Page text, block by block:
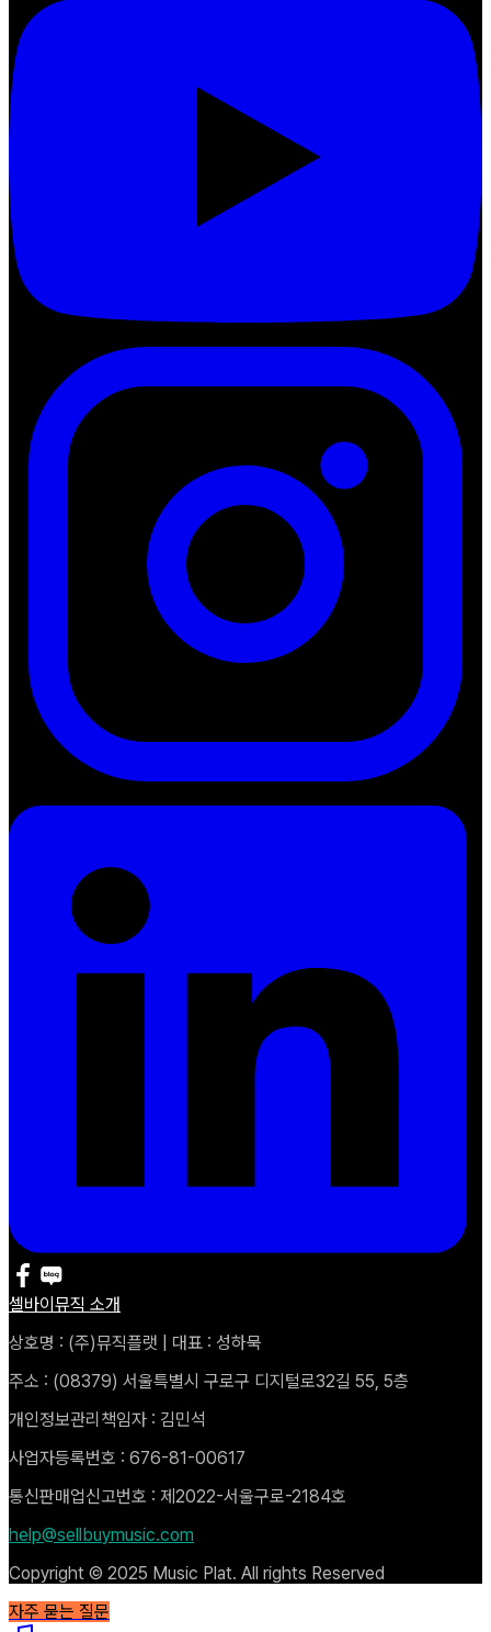
셀바이뮤직 소개
상호명 : (주)뮤직플랫 | 대표 : 성하묵
주소 : (08379) 서울특별시 구로구 디지털로32길 55, 5층
개인정보관리책임자 : 김민석
사업자등록번호 : 676-81-00617
통신판매업신고번호 : 제2022-서울구로-2184호
help@sellbuymusic.com
Copyright © 2025 Music Plat. All rights Reserved
자주 묻는 질문